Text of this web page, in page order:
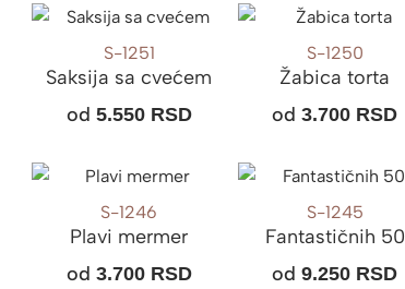
S-1251
Saksija sa cvećem
od 5.550 RSD
S-1250
Žabica torta
od3.700 RSD
S-1246
Plavi mermer
od 3.700 RSD
S-1245
Fantastičnih 50
od9.250 RSD